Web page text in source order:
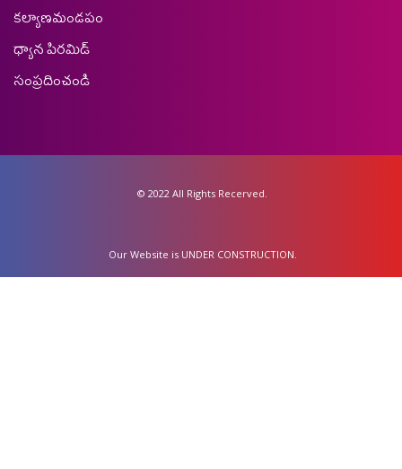
కల్యాణమండపం
ధ్యాన పిరమిడ్
సంప్రదించండి
© 2022 All Rights Recerved.
Our Website is UNDER CONSTRUCTION.